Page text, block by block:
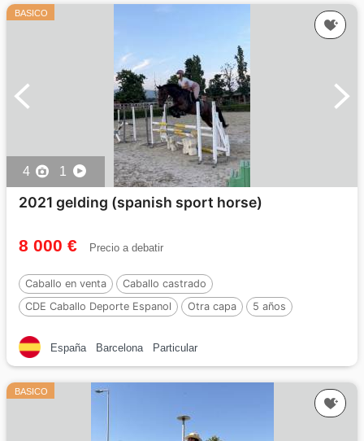
BASICO
4 1
2021 gelding (spanish sport horse)
8 000 € Precio a debatir
Caballo en venta
Caballo castrado
CDE Caballo Deporte Espanol
Otra capa
5 años
España
Barcelona Particular
BASICO